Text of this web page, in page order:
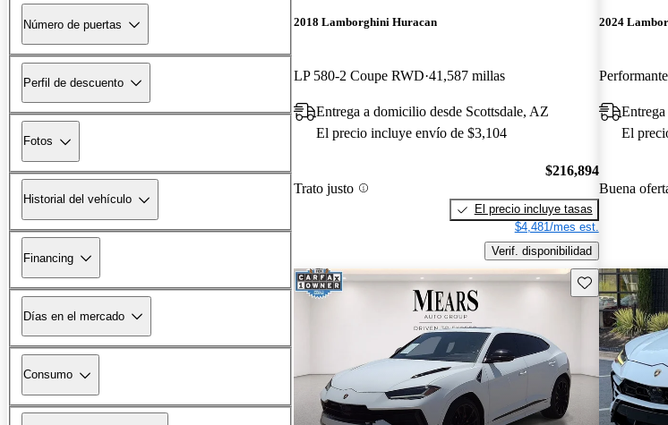
Número de puertas
Perfil de descuento
Fotos
Historial del vehículo
Financing
Días en el mercado
Consumo
2018 Lamborghini Huracan
LP 580-2 Coupe RWD 41,587 millas
Entrega a domicilio desde Scottsdale, AZ
El precio incluye envío de $3,104
Trato justo
$216,894
El precio incluye tasas
$4,481/mes est.
Verif. disponibilidad
2024
El
Buena
Guarda este